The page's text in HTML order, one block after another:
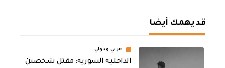
قد يهمك أيضا
عربي ودولي
الداخلية السورية: مقتل شخصين